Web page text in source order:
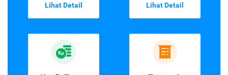
Lihat Detail Lihat Detail